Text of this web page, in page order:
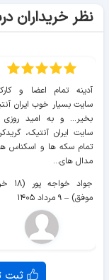
نظر خریداران
آدینه تمام اعضا و
سایت بسیار خوب ايران
بخیر... و به امید روزی
سایت ايران آنتیک،
تمام سکه ها و اسکناس
مدال های...
جواد
موفق) – ۹ مرداد ۱۴۰۵
ثبت